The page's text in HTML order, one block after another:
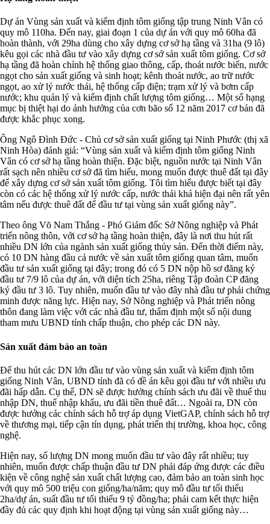
Dự án Vùng sản xuất và kiểm định tôm giống tập trung Ninh Vân có
quy mô 110ha. Đến nay, giai đoạn 1 của dự án với quy mô 60ha đã
hoàn thành, với 29ha dùng cho xây dựng cơ sở hạ tầng và 31ha (9 lô)
kêu gọi các nhà đầu tư vào xây dựng cơ sở sản xuất tôm giống. Cơ sở
hạ tầng đã hoàn chỉnh hệ thống giao thông, cấp, thoát nước biển, nước
ngọt cho sản xuất giống và sinh hoạt; kênh thoát nước, ao trữ nước
ngọt, ao xử lý nước thải, hệ thống cấp điện; trạm xử lý và bơm cấp
nước; khu quản lý và kiểm định chất lượng tôm giống… Một số hạng
mục bị thiệt hại do ảnh hưởng của cơn bão số 12 năm 2017 cơ bản đã
được khắc phục xong.
Ông Ngô Đình Đức - Chủ cơ sở sản xuất giống tại Ninh Phước (thị xã
Ninh Hòa) đánh giá: “Vùng sản xuất và kiểm định tôm giống Ninh
Vân có cơ sở hạ tầng hoàn thiện. Đặc biệt, nguồn nước tại Ninh Vân
rất sạch nên nhiều cơ sở đã tìm hiểu, mong muốn được thuê đất tại đây
để xây dựng cơ sở sản xuất tôm giống. Tôi tìm hiểu được biết tại đây
còn có các hệ thống xử lý nước cấp, nước thải khá hiện đại nên rất yên
tâm nếu được thuê đất để đầu tư tại vùng sản xuất giống này”.
Theo ông Võ Nam Thắng - Phó Giám đốc Sở Nông nghiệp và Phát
triển nông thôn, với cơ sở hạ tầng hoàn thiện, đây là nơi thu hút rất
nhiều DN lớn của ngành sản xuất giống thủy sản. Đến thời điểm này,
có 10 DN hàng đầu cả nước về sản xuất tôm giống quan tâm, muốn
đầu tư sản xuất giống tại đây; trong đó có 5 DN nộp hồ sơ đăng ký
đầu tư 7/9 lô của dự án, với diện tích 25ha, riêng Tập đoàn CP đăng
ký đầu tư 3 lô. Tuy nhiên, muốn đầu tư vào đây nhà đầu tư phải chứng
minh được năng lực. Hiện nay, Sở Nông nghiệp và Phát triển nông
thôn đang làm việc với các nhà đầu tư, thẩm định một số nội dung
tham mưu UBND tỉnh chấp thuận, cho phép các DN này.
Sản xuất đảm bảo an toàn
Để thu hút các DN lớn đầu tư vào vùng sản xuất và kiểm định tôm
giống Ninh Vân, UBND tỉnh đã có đề án kêu gọi đầu tư với nhiều ưu
đãi hấp dẫn. Cụ thể, DN sẽ được hưởng chính sách ưu đãi về thuế thu
nhập DN, thuế nhập khẩu, ưu đãi tiền thuê đất… Ngoài ra, DN còn
được hưởng các chính sách hỗ trợ áp dụng VietGAP, chính sách hỗ trợ
về thương mại, tiếp cận tín dụng, phát triển thị trường, khoa học, công
nghệ.
Hiện nay, số lượng DN mong muốn đầu tư vào đây rất nhiều; tuy
nhiên, muốn được chấp thuận đầu tư DN phải đáp ứng được các điều
kiện về công nghệ sản xuất chất lượng cao, đảm bảo an toàn sinh học
với quy mô 500 triệu con giống/ha/năm; quy mô đầu tư tối thiểu
2ha/dự án, suất đầu tư tối thiểu 9 tỷ đồng/ha; phải cam kết thực hiện
đầy đủ các quy định khi hoạt động tại vùng sản xuất giống này…